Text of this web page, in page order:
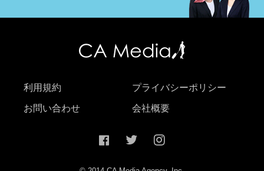
利用規約 プライバシーポリシー
お問い合わせ 会社概要